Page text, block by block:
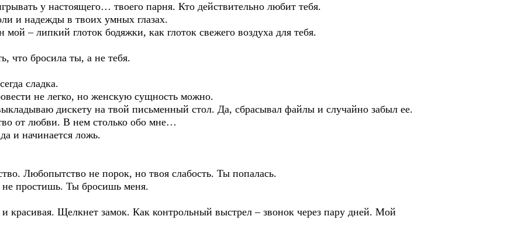
у настоящего… твоего парня. Кто действительно любит тебя.
и надежды в твоих умных глазах.
– липкий глоток бодяжки, как глоток свежего воздуха для тебя.
что бросила ты, а не тебя.
сладка.
не легко, но женскую сущность можно.
дискету на твой письменный стол. Да, сбрасывал файлы и случайно забыл ее.
от любви. В нем столько обо мне…
и начинается ложь.
Любопытство не порок, но твоя слабость. Ты попалась.
не простишь. Ты бросишь меня.
красивая. Щелкнет замок. Как контрольный выстрел – звонок через пару дней. Мой